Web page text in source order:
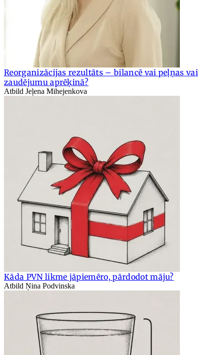
Reorganizācijas rezultāts – bilancē vai peļņas vai
zaudējumu aprēķinā?
Atbild Jeļena Mihejenkova
Kāda PVN likme jāpiemēro, pārdodot māju?
Atbild Ņina Podvinska